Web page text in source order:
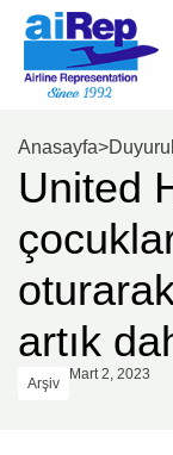
Anasayfa>
United
artık
Arşiv
Mart 2, 2023